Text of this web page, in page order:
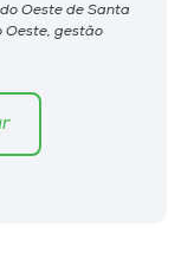
Oeste de Santa
Oeste, gestão